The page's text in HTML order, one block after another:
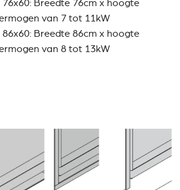
76x60: Breedte 76cm x hoogte
van 7 tot 11kW
86x60: Breedte 86cm x hoogte
van 8 tot 13kW